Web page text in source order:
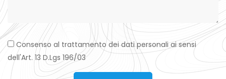
Consenso al trattamento dei dati personali ai sensi
dell'Art. 13 D.Lgs 196/03